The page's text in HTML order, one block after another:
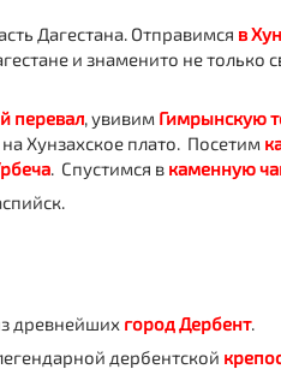
Дагестана. Отправимся в
и знаменито не
перевал, увивим Гимрынскую
Хунзахское плато. Посетим
. Спустимся в каменную
древнейших город Дербент.
дербентской